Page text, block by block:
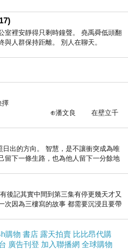
斯，等麥當勞開門吃早餐。
只好到外面走走。
的公車上。尼斯的公車進
，又慢服務態度又不好。吹
，從包包裡拿出迷你隨身
電台FM98.1，心中期待美術
夏卡爾美術館，又是一陣驚
薰衣草就在花園中，原來
這麼高。裡面的油畫充眼所
，夏卡爾美術館的確是個很
館，寬敞、自然採光。可能
不知該如何欣賞起，唯一
點就是：大師的用色都很
室裡安靜得只剩時鐘聲。 堯禹舜低頭翻
人群保持距離。 別人在聊天。
在壁立千
出的方向。 智慧，是不讓衝突成為唯
留下一條生路，也為他人留下一分餘地
後記其實中間到第三集有停更幾天才又
次因為三樓寫的故事 都需要沉浸且要帶
購物 書店 露天拍賣 比比昂代購
廣告刊登 加入聯播網 全球購物